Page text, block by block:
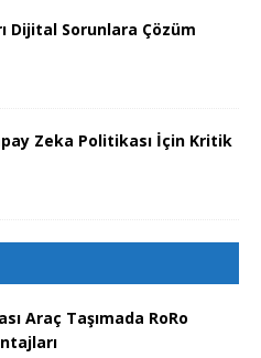
Dijital Sorunlara Çözüm
Zeka Politikası İçin Kritik
Araç Taşımada RoRo